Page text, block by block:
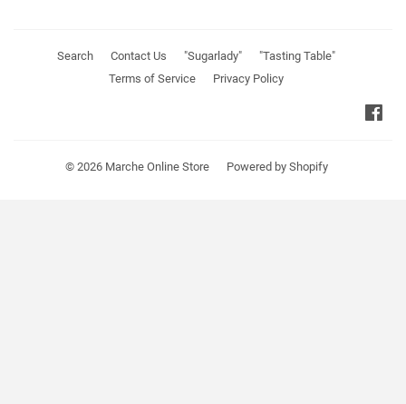
Search Contact Us "Sugarlady"
"Tasting Table"
Terms of Service
Privacy Policy
© 2026 Marche Online Store Powered by Shopify